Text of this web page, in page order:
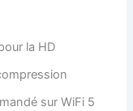
la HD
sur WiFi 5